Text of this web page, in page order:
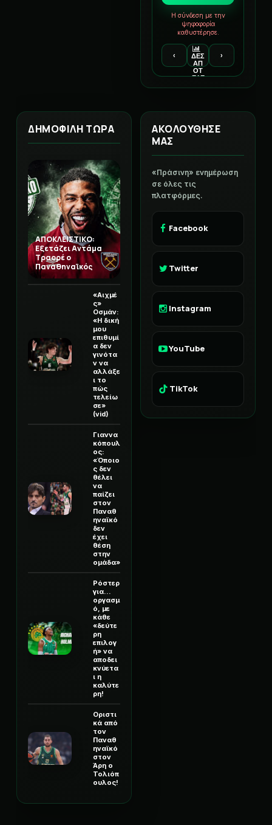
Η σύνδεση με την
ψηφοφορία
καθυστέρησε.
‹
ΔΕΣ
ΑΠ
ΟΤ
ΕΛΕ
›
ΔΗΜΟΦΙΛΗ ΤΩΡΑ
ΑΠΟΚΛΕΙΣΤΙΚΟ:
Εξετάζει Αντάμα
Τραορέ ο
Παναθηναϊκός
«Αιχμέ
ς»
Οσμάν:
«Η δική
μου
επιθυμί
α δεν
γινότα
ν να
αλλάξε
ι το
πώς
τελείω
σε»
(vid)
Γιαννα
κόπουλ
ος:
«Όποιο
ς δεν
θέλει
να
παίζει
στον
Παναθ
ηναϊκό
δεν
έχει
θέση
στην
ομάδα»
Ρόστερ
για...
οργασμ
ό, με
κάθε
«δεύτε
ρη
επιλογ
ή» να
αποδει
κνύετα
ι η
καλύτε
ρη!
Οριστι
κά από
τον
Παναθ
ηναϊκό
στον
Άρη ο
Τολιόπ
ουλος!
ΑΚΟΛΟΥΘΗΣΕ
ΜΑΣ
«Πράσινη» ενημέρωση
σε όλες τις
πλατφόρμες.
Facebook
Twitter
Instagram
YouTube
TikTok